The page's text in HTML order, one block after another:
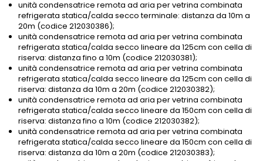
unità condensatrice remota ad aria per vetrina combinata
refrigerata statica/calda secco terminale: distanza da 10m a
20m (codice 212030386);
unità condensatrice remota ad aria per vetrina combinata
refrigerata statica/calda secco lineare da 125cm con cella di
riserva: distanza fino a 10m (codice 212030381);
unità condensatrice remota ad aria per vetrina combinata
refrigerata statica/calda secco lineare da 125cm con cella di
riserva: distanza da 10m a 20m (codice 212030382);
unità condensatrice remota ad aria per vetrina combinata
refrigerata statica/calda secco lineare da 150cm con cella di
riserva: distanza fino a 10m (codice 212030382);
unità condensatrice remota ad aria per vetrina combinata
refrigerata statica/calda secco lineare da 150cm con cella di
riserva: distanza da 10m a 20m (codice 212030383);